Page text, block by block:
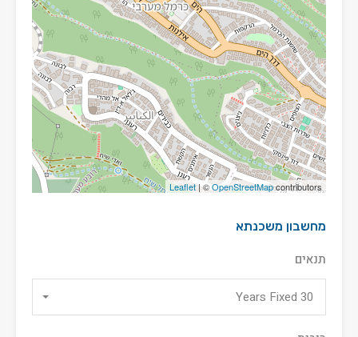
Leaflet| ©OpenStreetMapcontributors
מחשבון משכנתא
תנאים
30 Years Fixed